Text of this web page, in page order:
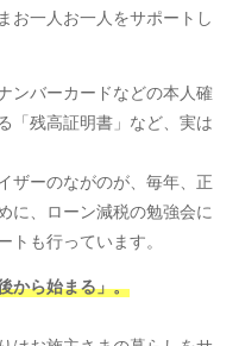
お一人お一人をサポートし
ンバーカードなどの本人確
「残高証明書」など、実は
ザーのながのが、毎年、正
に、ローン減税の勉強会に
も行っています。
から始まる」。